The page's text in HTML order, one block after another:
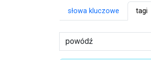
słowa kluczowe tagi